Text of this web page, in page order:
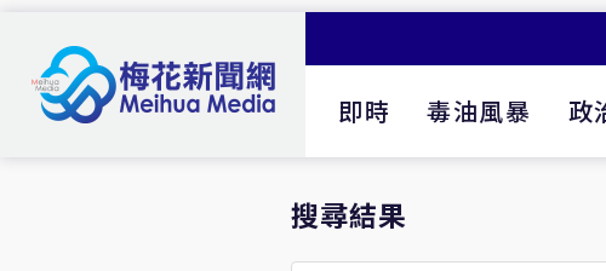
即時 毒油風暴 政
搜尋結果